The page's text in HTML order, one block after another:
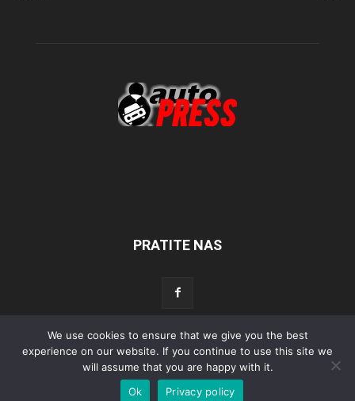
PRATITE NAS
Početna Aktualno Test Tehnika Servis Tuning
Sport
Lifestyle
Povijest
© Autopress - Sva prava pridržana.
We use cookies to ensure that we give you the best
experience on our website. If you continue to use this site we
will assume that you are happy with it.
Ok
Privacy policy